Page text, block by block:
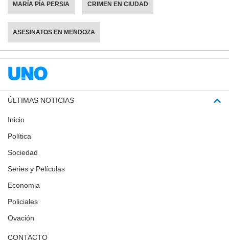
MARÍA PÍA PERSIA CRIMEN EN CIUDAD
ASESINATOS EN MENDOZA
ÚLTIMAS NOTICIAS
Inicio
Política
Sociedad
Series y Películas
Economia
Policiales
Ovación
CONTACTO